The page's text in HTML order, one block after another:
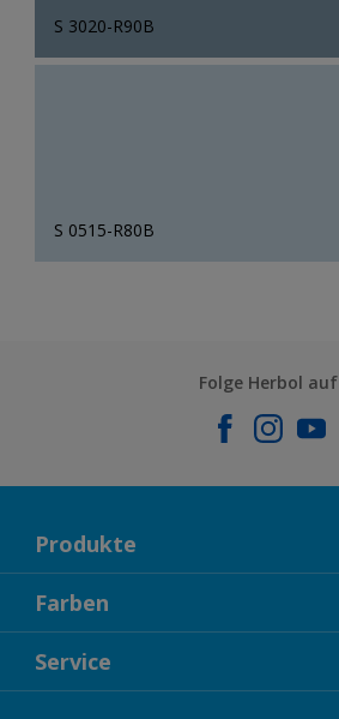
S 3020-R90B
S 0515-R80B
Folge Herbol auf
Produkte
FASSADENFARBEN
INNENFARBEN
LACKE
Farben
KOLLEKTIONEN
FARBTRENDS
Service